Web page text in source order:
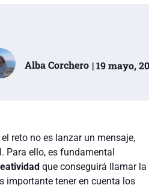
Alba Corchero | 19 mayo,
el reto no es lanzar un mensaje,
Para ello, es fundamental
que conseguirá llamar la
importante tener en cuenta los